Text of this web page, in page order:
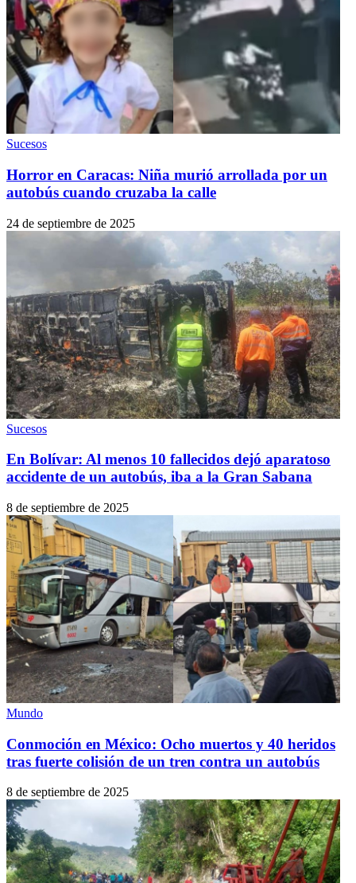
Sucesos
Horror en Caracas: Niña murió arrollada por un
autobús cuando cruzaba la calle
24 de septiembre de 2025
Sucesos
En Bolívar: Al menos 10 fallecidos dejó aparatoso
accidente de un autobús, iba a la Gran Sabana
8 de septiembre de 2025
Mundo
Conmoción en México: Ocho muertos y 40 heridos
tras fuerte colisión de un tren contra un autobús
8 de septiembre de 2025